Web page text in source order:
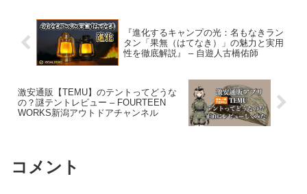
『進化するキャンプの光：名もなきラン
タン「果無（はてなき）」の魅力と実用
性を徹底解説』 – 自遊人古橋佑師
激安通販【TEMU】のテントってどうな
の？謎テントレビュー – FOURTEEN
WORKS新潟アウトドアチャンネル
コメント